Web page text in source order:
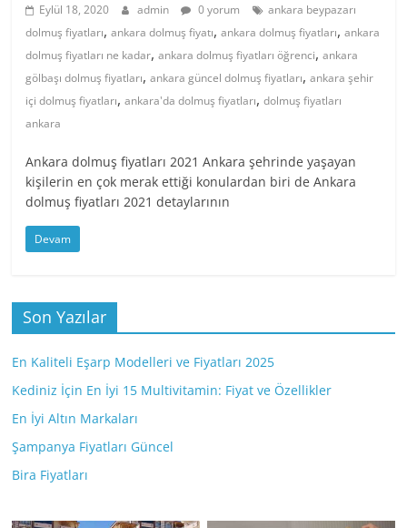
Eylül 18, 2020 admin 0 yorum
ankara beypazarı
dolmuş fiyatları,ankara dolmuş fiyatı,ankara dolmuş fiyatları,ankara
dolmuş fiyatları ne kadar,ankara dolmuş fiyatları öğrenci,ankara
gölbaşı dolmuş fiyatları,ankara güncel dolmuş fiyatları,ankara şehir
içi dolmuş fiyatları,ankara'da dolmuş fiyatları,dolmuş fiyatları
ankara
Ankara dolmuş fiyatları 2021 Ankara şehrinde yaşayan
kişilerin en çok merak ettiği konulardan biri de Ankara
dolmuş fiyatları 2021 detaylarının
Devam
Son Yazılar
En Kaliteli Eşarp Modelleri ve Fiyatları 2025
Kediniz İçin En İyi 15 Multivitamin: Fiyat ve Özellikler
En İyi Altın Markaları
Şampanya Fiyatları Güncel
Bira Fiyatları